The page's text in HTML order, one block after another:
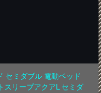
セミダブル 電動ベッド
スリープアクアL セミダ